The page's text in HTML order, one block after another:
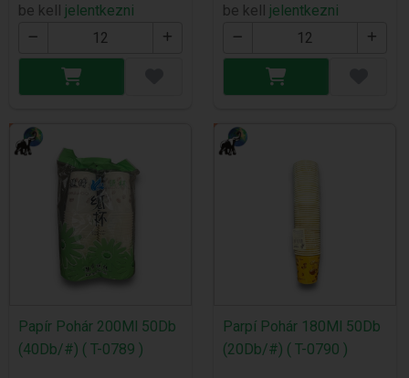
be kell jelentkezni
be kell jelentkezni
Papír Pohár 200Ml 50Db
(40Db/#) ( T-0789 )
Parpí Pohár 180Ml 50Db
(20Db/#) ( T-0790 )